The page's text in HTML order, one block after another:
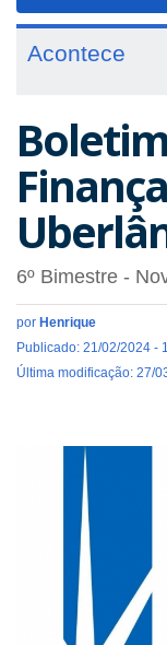
Acontece
6º Bimestre -
por Henrique
Publicado: 21/02/2024 -
Última modificação: 27/